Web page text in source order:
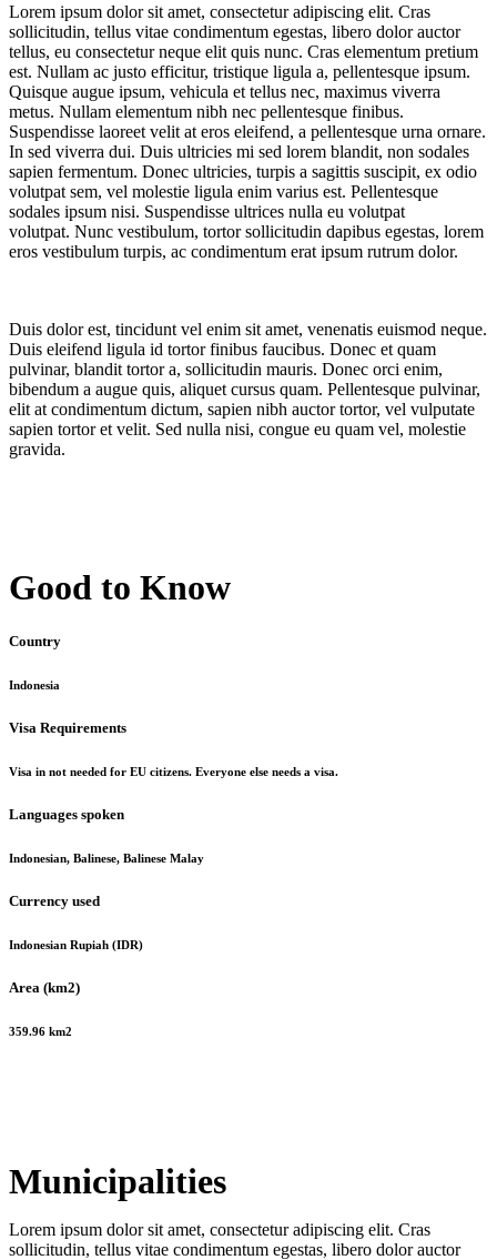
Lorem ipsum dolor sit amet, consectetur adipiscing elit. Cras
sollicitudin, tellus vitae condimentum egestas, libero dolor auctor
tellus, eu consectetur neque elit quis nunc. Cras elementum pretium
est. Nullam ac justo efficitur, tristique ligula a, pellentesque ipsum.
Quisque augue ipsum, vehicula et tellus nec, maximus viverra
metus. Nullam elementum nibh nec pellentesque finibus.
Suspendisse laoreet velit at eros eleifend, a pellentesque urna ornare.
In sed viverra dui. Duis ultricies mi sed lorem blandit, non sodales
sapien fermentum. Donec ultricies, turpis a sagittis suscipit, ex odio
volutpat sem, vel molestie ligula enim varius est. Pellentesque
sodales ipsum nisi. Suspendisse ultrices nulla eu volutpat
volutpat. Nunc vestibulum, tortor sollicitudin dapibus egestas, lorem
eros vestibulum turpis, ac condimentum erat ipsum rutrum dolor.
Duis dolor est, tincidunt vel enim sit amet, venenatis euismod neque.
Duis eleifend ligula id tortor finibus faucibus. Donec et quam
pulvinar, blandit tortor a, sollicitudin mauris. Donec orci enim,
bibendum a augue quis, aliquet cursus quam. Pellentesque pulvinar,
elit at condimentum dictum, sapien nibh auctor tortor, vel vulputate
sapien tortor et velit. Sed nulla nisi, congue eu quam vel, molestie
gravida.
Good to Know
Country
Indonesia
Visa Requirements
Visa in not needed for EU citizens. Everyone else needs a visa.
Languages spoken
Indonesian, Balinese, Balinese Malay
Currency used
Indonesian Rupiah (IDR)
Area (km2)
359.96 km2
Municipalities
Lorem ipsum dolor sit amet, consectetur adipiscing elit. Cras
sollicitudin, tellus vitae condimentum egestas, libero dolor auctor